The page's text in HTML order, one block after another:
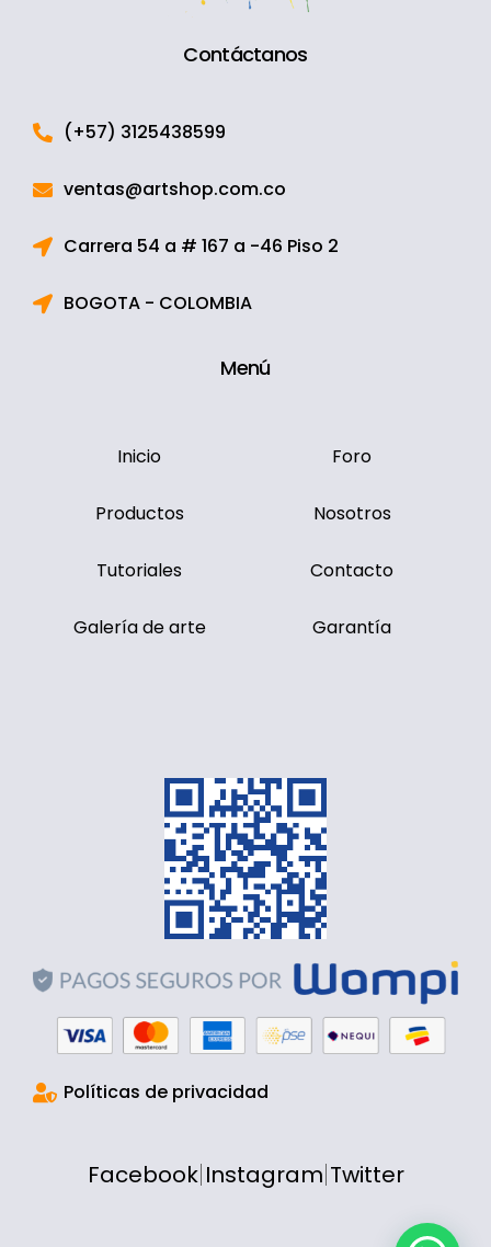
Contáctanos
(+57) 3125438599
ventas@artshop.com.co
Carrera 54 a # 167 a -46 Piso 2
BOGOTA - COLOMBIA
Menú
Inicio
Productos
Tutoriales
Galería de arte
Foro
Nosotros
Contacto
Garantía
Políticas de privacidad
Facebook Instagram Twitter